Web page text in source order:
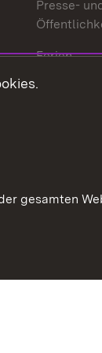
Presse-
Ferien
Stellen
gesamten